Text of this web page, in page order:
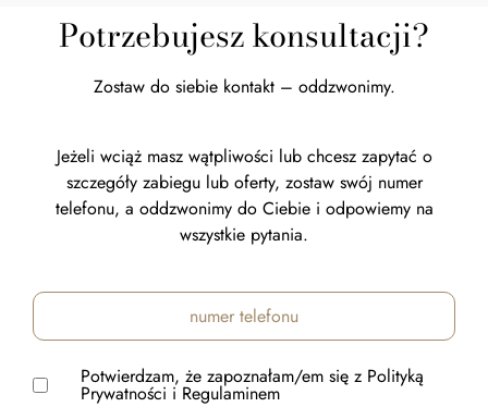
Potrzebujesz konsultacji?
Zostaw do siebie kontakt – oddzwonimy.
Jeżeli wciąż masz wątpliwości lub chcesz zapytać o
szczegóły zabiegu lub oferty, zostaw swój numer
telefonu, a oddzwonimy do Ciebie i odpowiemy na
wszystkie pytania.
Potwierdzam, że zapoznałam/em się z Polityką
Prywatności i Regulaminem